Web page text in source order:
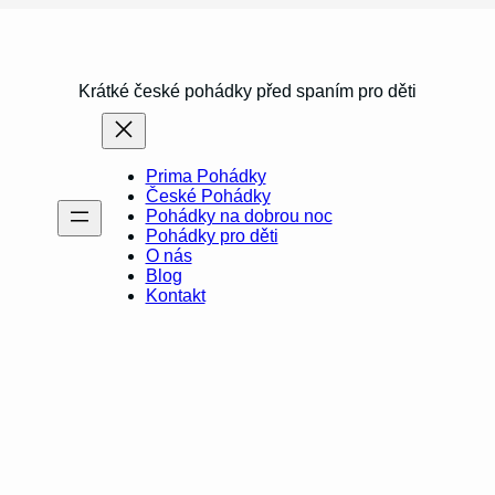
Krátké české pohádky před spaním pro děti
Prima Pohádky
České Pohádky
Pohádky na dobrou noc
Pohádky pro děti
O nás
Blog
Kontakt